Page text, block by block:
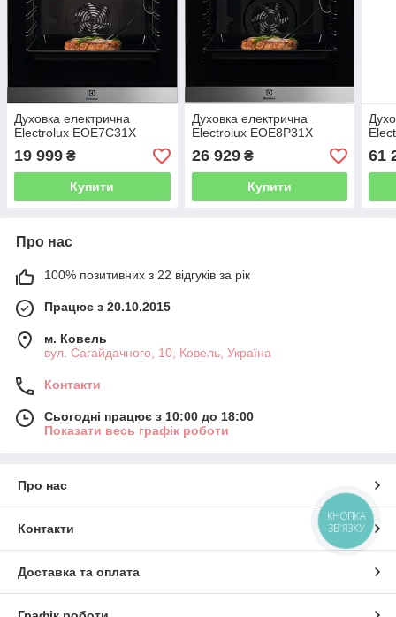
Духовка електрична
Electrolux EOE7C31X
19 999 ₴
Купити
Духовка електрична
Electrolux EOE8P31X
26 929₴
Купити
61
Про нас
100% позитивних з 22 відгуків за рік
Працює з 20.10.2015
м. Ковель
вул. Сагайдачного, 10, Ковель, Україна
Контакти
Сьогодні працює з 10:00 до 18:00
Показати весь графік роботи
Про нас
Контакти
Доставка та оплата
КНОПКА
ЗВ'ЯЗКУ